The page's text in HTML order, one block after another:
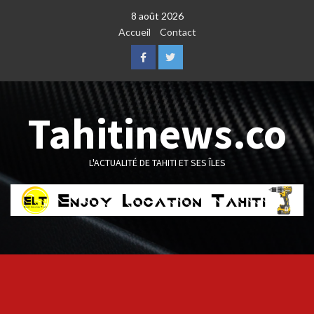
8 août 2026
Accueil
Contact
FacebookTwitter
Tahitinews.co
L'ACTUALITÉ DE TAHITI ET SES ÎLES